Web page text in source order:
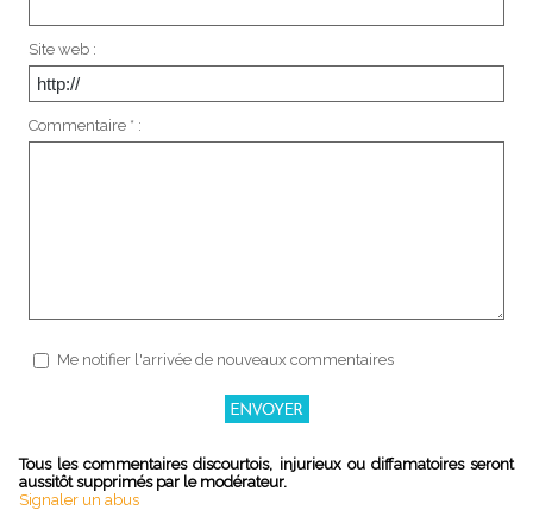
Site web :
Commentaire * :
Me notifier l'arrivée de nouveaux commentaires
Tous les commentaires discourtois, injurieux ou diffamatoires seront
aussitôt supprimés par le modérateur.
Signaler un abus